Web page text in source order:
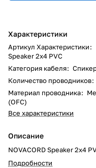
Характеристики
Артикул Характеристики:
Speaker 2x4 PVC
Категория кабеля:
Количество проводников:
Материал проводника:
(OFC)
Все характеристики
Описание
NOVACORD Speaker 2x4
Подробности